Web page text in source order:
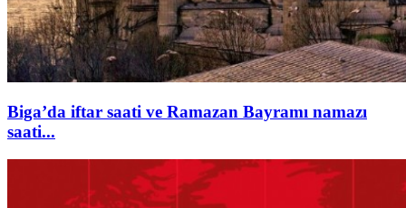
Biga’da iftar saati ve Ramazan Bayramı namazı
saati...